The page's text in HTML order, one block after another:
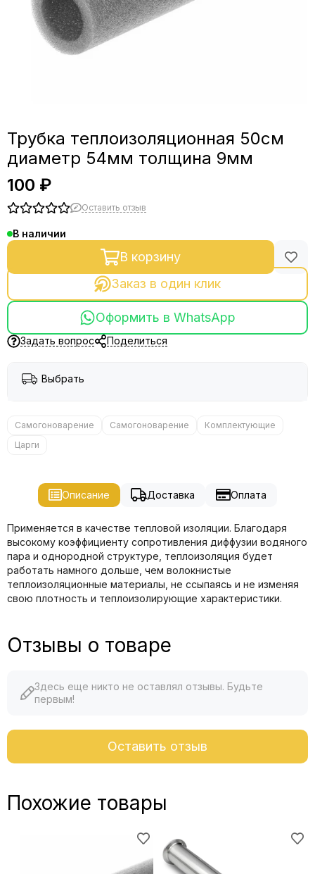
Фланцы
Фитинги, зажимы, краны
СПН и РПН
Трубка теплоизоляционная 50см
диаметр 54мм толщина 9мм
100 ₽
Оставить отзыв
В наличии
В корзину
Заказ в один клик
Оформить в WhatsApp
Задать вопрос Поделиться
Выбрать
Самогоноварение Самогоноварение
Комплектующие
Царги
Описание Доставка Оплата
Применяется в качестве тепловой изоляции. Благодаря
высокому коэффициенту сопротивления диффузии водяного
пара и однородной структуре, теплоизоляция будет
работать намного дольше, чем волокнистые
теплоизоляционные материалы, не ссыпаясь и не изменяя
свою плотность и теплоизолирующие характеристики.
Отзывы о товаре
Здесь еще никто не оставлял отзывы. Будьте
первым!
Оставить отзыв
Похожие товары